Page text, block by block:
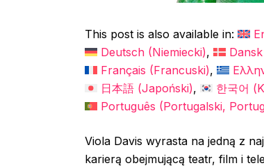
This post is also available in:
Deutsch(Niemiecki) Dansk
Français (Francuski)
日本語(Japoński) 한국어 (
Português (Portugalski,
Viola Davis wyrasta na jedną z
karierą obejmującą teatr, film i